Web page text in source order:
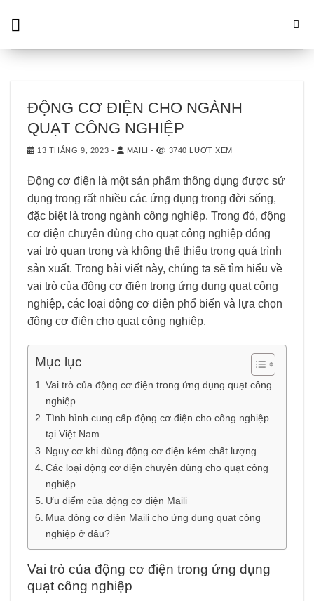
ĐỘNG CƠ ĐIỆN CHO NGÀNH
QUẠT CÔNG NGHIỆP
13 THÁNG 9, 2023 - MAILI - 3740 LƯỢT XEM
Động cơ điện là một sản phẩm thông dụng được sử
dụng trong rất nhiều các ứng dụng trong đời sống,
đặc biệt là trong ngành công nghiệp. Trong đó, động
cơ điện chuyên dùng cho quạt công nghiệp đóng
vai trò quan trọng và không thể thiếu trong quá trình
sản xuất. Trong bài viết này, chúng ta sẽ tìm hiểu về
vai trò của động cơ điện trong ứng dụng quạt công
nghiệp, các loại động cơ điện phổ biến và lựa chọn
động cơ điện cho quạt công nghiệp.
Mục lục
Vai trò của động cơ điện trong ứng dụng quạt công
nghiệp
Tình hình cung cấp động cơ điện cho công nghiệp
tại Việt Nam
Nguy cơ khi dùng động cơ điện kém chất lượng
Các loại động cơ điện chuyên dùng cho quạt công
nghiệp
Ưu điểm của động cơ điện Maili
Mua động cơ điện Maili cho ứng dụng quạt công
nghiệp ở đâu?
Vai trò của động cơ điện trong ứng dụng
quạt công nghiệp